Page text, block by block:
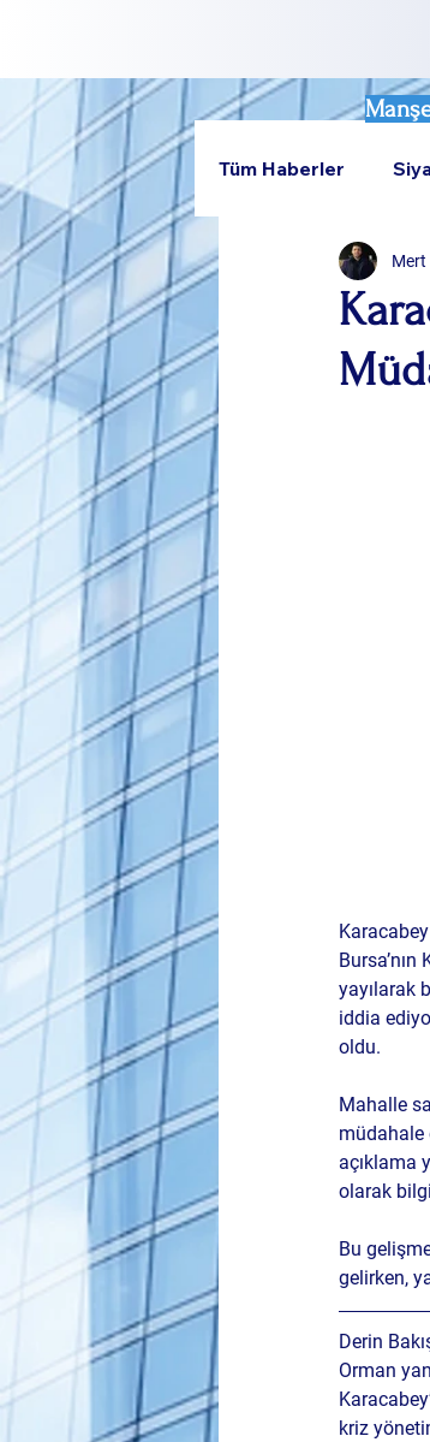
Tüm Haberler
Teknoloji Mert
yayılarak
iddia
oldu.
Mahalle
müdahale
açıklama
olarak
Bu
gelirken,
Derin
Orman
kriz